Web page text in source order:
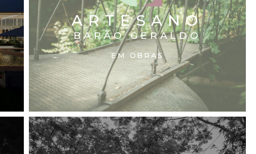
ARTESANO
BARÃO GERALDO
EM OBRAS